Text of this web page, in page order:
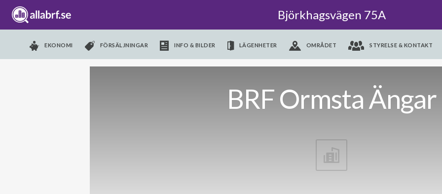
Björkhagsvägen 75A
EKONOMI FÖRSÄLJNINGAR INFO & BILDER LÄGENHETER OMRÅDET STYRELSE & KONTAKT
BRF Ormsta Ängar